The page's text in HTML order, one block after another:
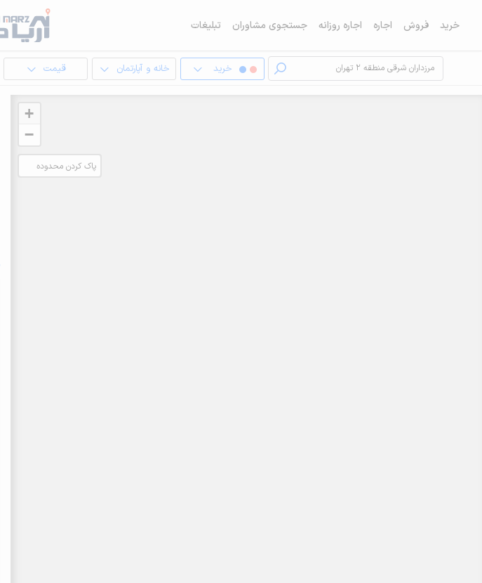
خرید فروش اجاره اجاره روزانه جستجوی مشاوران تبلیغات
خرید خانه و آپارتمان قیمت
+
−
پاک کردن محدوده